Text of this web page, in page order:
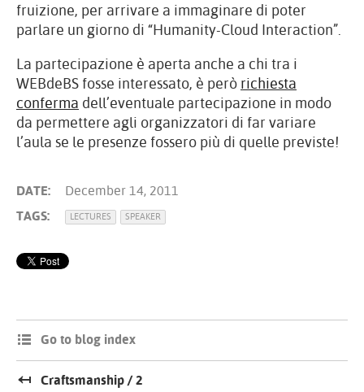
fruizione, per arrivare a immaginare di poter
parlare un giorno di “Humanity-Cloud Interaction”.
La partecipazione è aperta anche a chi tra i
WEBdeBS fosse interessato, è però richiesta
conferma dell’eventuale partecipazione in modo
da permettere agli organizzatori di far variare
l’aula se le presenze fossero più di quelle previste!
DATE:
December 14, 2011
TAGS:
LECTURES SPEAKER
Go to blog index
Craftsmanship / 2